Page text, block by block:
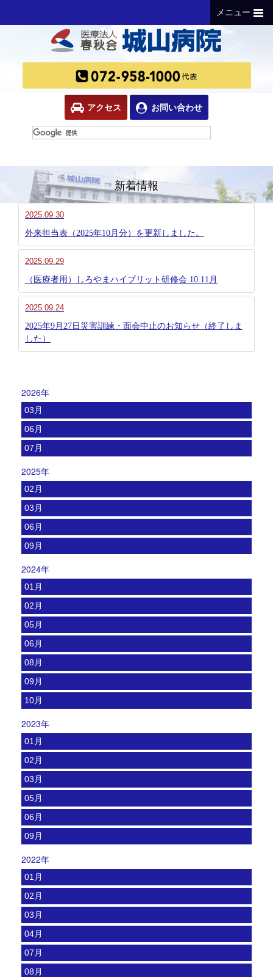
アクセス お問い合わせ
メニュー
新着情報
2025.09.30
外来担当表（2025年10月分）を更新しました。
2025.09.29
（医療者用）しろやまハイブリット研修会 10.11月
2025.09.24
2025年9月27日災害訓練・面会中止のお知らせ（終了しま
した）
2026年
03月
06月
07月
2025年
02月
03月
06月
09月
2024年
01月
02月
05月
06月
08月
09月
10月
2023年
01月
02月
03月
05月
06月
09月
2022年
01月
02月
03月
04月
07月
08月